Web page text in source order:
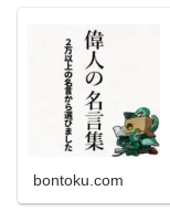
bontoku.com